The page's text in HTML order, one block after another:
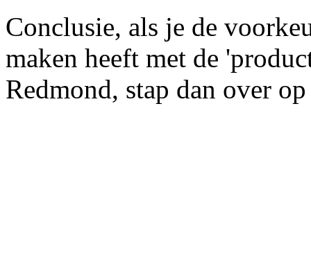
Conclusie, als je de
maken heeft met de
Redmond, stap dan over